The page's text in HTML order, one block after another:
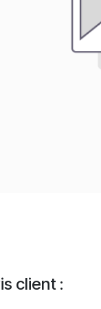
client :